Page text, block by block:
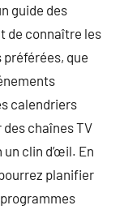
guide des
de connaître les
que
calendriers
chaînes TV
clin d’œil. En
planifier